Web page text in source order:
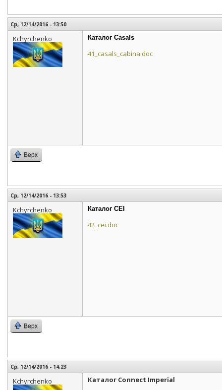
Ср, 12/14/2016 - 13:50
Kchyrchenko Каталог Casals
41_casals_cabina.doc
Верх
Ср, 12/14/2016 - 13:53
Kchyrchenko Каталог CEI
42_cei.doc
Верх
Ср, 12/14/2016 - 14:23
Kchyrchenko Каталог Connect Imperial